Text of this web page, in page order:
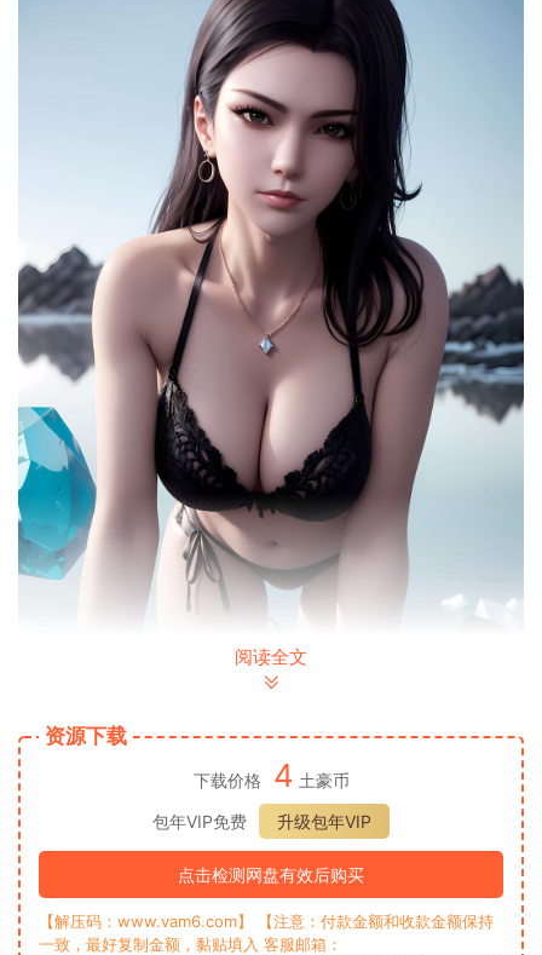
阅读全文
资源下载
下载价格 4 土豪币
包年VIP免费
升级包年VIP
点击检测网盘有效后购买
【解压码：www.vam6.com】 【注意：付款金额和收款金额保持
一致，最好复制金额，黏贴填入 客服邮箱：